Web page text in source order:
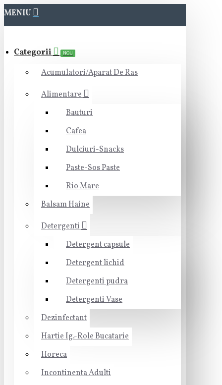
MENIU
Categorii NOU
Acumulatori/Aparat De Ras
Alimentare
Bauturi
Cafea
Dulciuri-Snacks
Paste-Sos Paste
Rio Mare
Balsam Haine
Detergenti
Detergent capsule
Detergent lichid
Detergenti pudra
Detergenti Vase
Dezinfectant
Hartie Ig.-Role Bucatarie
Horeca
Incontinenta Adulti